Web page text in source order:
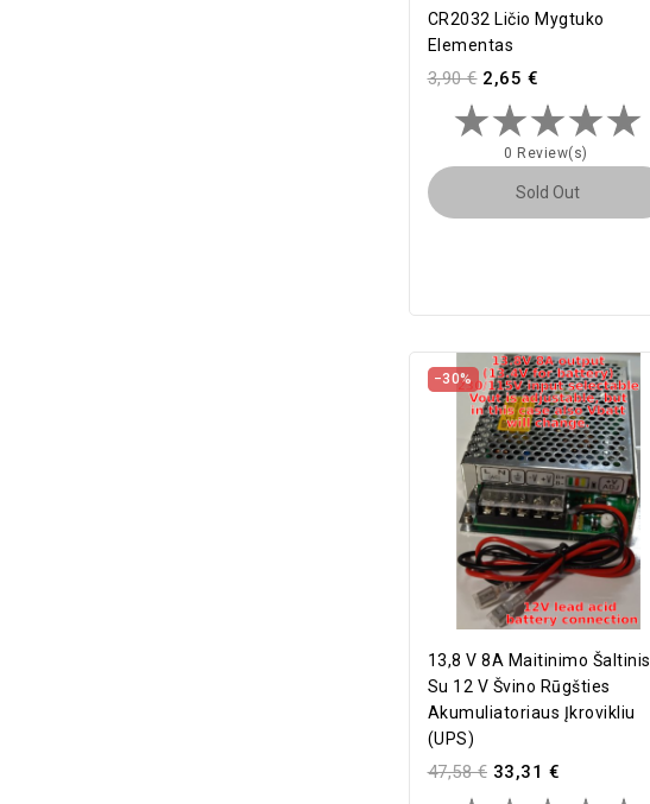
CR2032 Ličio Mygtuko
Elementas
3,90 € 2,65 €
0 Review(s)
Sold Out
−30%
13,8 V 8A Maitinimo Šaltinis
Su 12 V Švino Rūgšties
Akumuliatoriaus Įkrovikliu
(UPS)
47,58 € 33,31 €